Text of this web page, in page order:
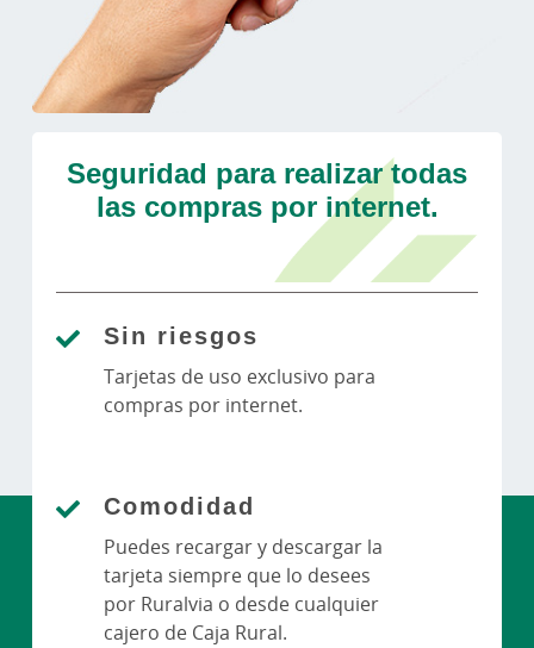
Seguridad para realizar todas
las compras por internet.
Sin riesgos
Tarjetas de uso exclusivo para
compras por internet.
Comodidad
Puedes recargar y descargar la
tarjeta siempre que lo desees
por Ruralvia o desde cualquier
cajero de Caja Rural.